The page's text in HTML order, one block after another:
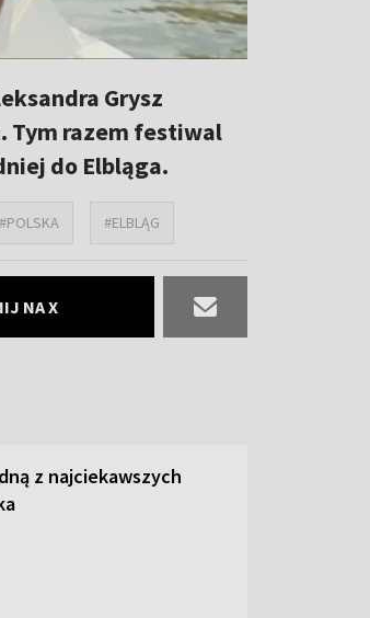
Grysz
Tym razem festiwal
do Elbląga.
#POLSKA #ELBLĄG
NA X
z najciekawszych